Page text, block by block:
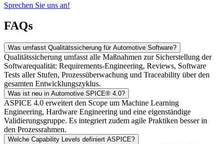
Sprechen Sie uns an!
FAQs
Was umfasst Qualitätssicherung für Automotive Software?
Qualitätssicherung umfasst alle Maßnahmen zur Sicherstellung der
Softwarequalität: Requirements-Engineering, Reviews, Software
Tests aller Stufen, Prozessüberwachung und Traceability über den
gesamten Entwicklungszyklus.
Was ist neu in Automotive SPICE® 4.0?
ASPICE 4.0 erweitert den Scope um Machine Learning
Engineering, Hardware Engineering und eine eigenständige
Validierungsgruppe. Es integriert zudem agile Praktiken besser in
den Prozessrahmen.
Welche Capability Levels definiert ASPICE?